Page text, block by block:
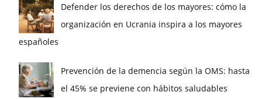
Defender los derechos de los mayores: cómo la
organización en Ucrania inspira a los mayores
españoles
Prevención de la demencia según la OMS: hasta
el 45% se previene con hábitos saludables